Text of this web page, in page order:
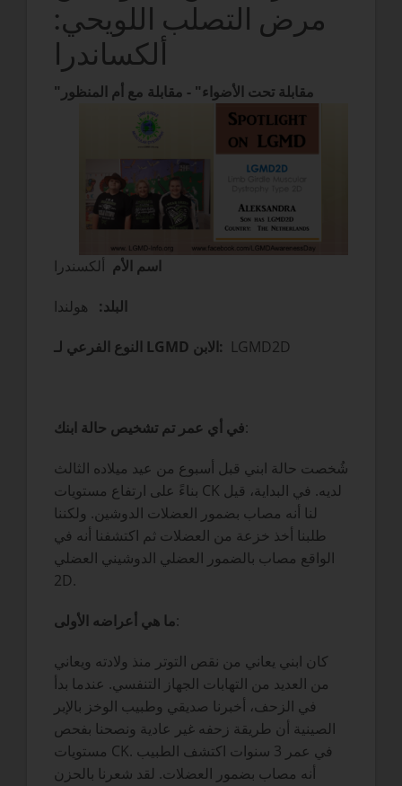
مرض التصلب اللويحي:
ألكساندرا
"مقابلة تحت الأضواء" - مقابلة مع أم المنظور
اسم الأم ألكسندرا
البلد: هولندا
النوع الفرعي لـ LGMD الابن: LGMD2D
في أي عمر تم تشخيص حالة ابنك:
شُخصت حالة ابني قبل أسبوع من عيد ميلاده الثالث
بناءً على ارتفاع مستويات CK لديه. في البداية، قيل
لنا أنه مصاب بضمور العضلات الدوشين. ولكننا
طلبنا أخذ خزعة من العضلات ثم اكتشفنا أنه في
الواقع مصاب بالضمور العضلي الدوشيني العضلي
2D.
ما هي أعراضه الأولى:
كان ابني يعاني من نقص التوتر منذ ولادته ويعاني
من العديد من التهابات الجهاز التنفسي. عندما بدأ
في الزحف، أخبرنا صديقي وطبيب الوخز بالإبر
الصينية أن طريقة زحفه غير عادية ونصحنا بفحص
مستويات CK. في عمر 3 سنوات اكتشف الطبيب
أنه مصاب بضمور العضلات. لقد شعرنا بالحزن